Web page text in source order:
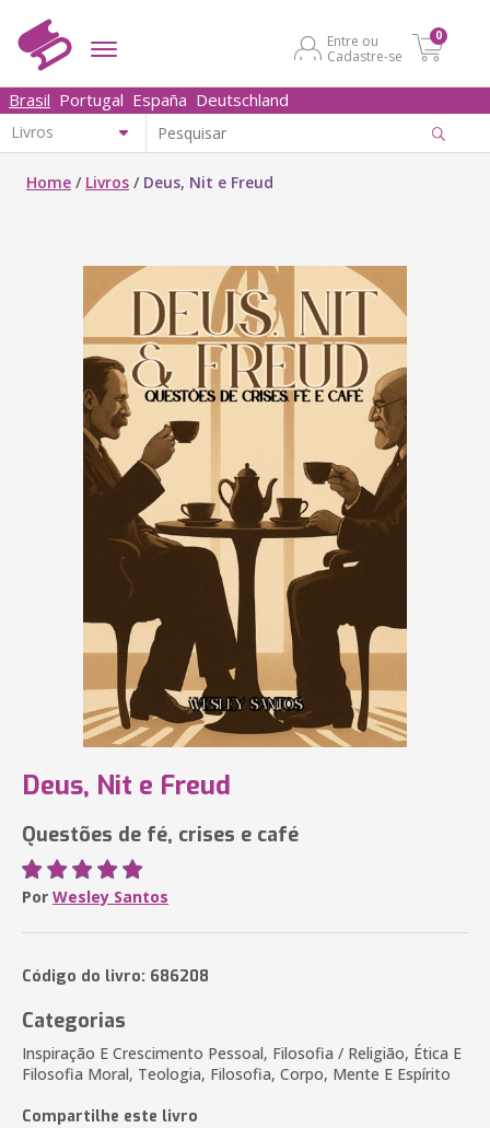
Entre ou
Cadastre-se
0
Brasil Portugal España Deutschland
Home / Livros / Deus, Nit e Freud
Deus, Nit e Freud
Questões de fé, crises e café
Por Wesley Santos
Código do livro: 686208
Categorias
Inspiração E Crescimento Pessoal, Filosofia / Religião, Ética E
Filosofia Moral, Teologia, Filosofia, Corpo, Mente E Espírito
Compartilhe este livro